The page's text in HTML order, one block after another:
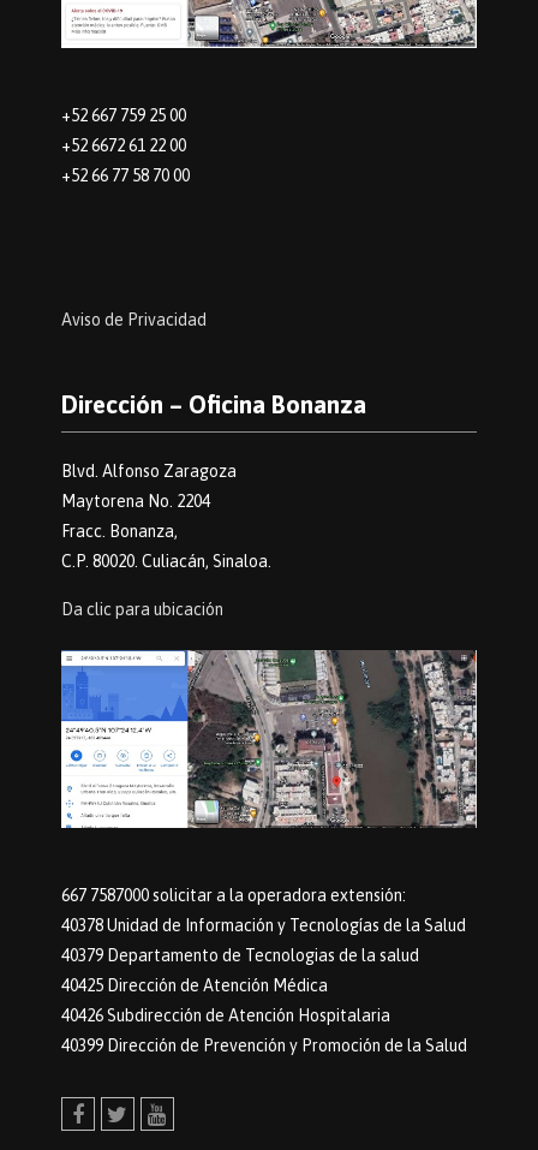
+52 667 759 25 00
+52 6672 61 22 00
+52 66 77 58 70 00
Aviso de Privacidad
Dirección – Oficina Bonanza
Blvd. Alfonso Zaragoza
Maytorena No. 2204
Fracc. Bonanza,
C.P. 80020. Culiacán, Sinaloa.
Da clic para ubicación
667 7587000 solicitar a la operadora extensión:
40378 Unidad de Información y Tecnologías de la Salud
40379 Departamento de Tecnologias de la salud
40425 Dirección de Atención Médica
40426 Subdirección de Atención Hospitalaria
40399 Dirección de Prevención y Promoción de la Salud